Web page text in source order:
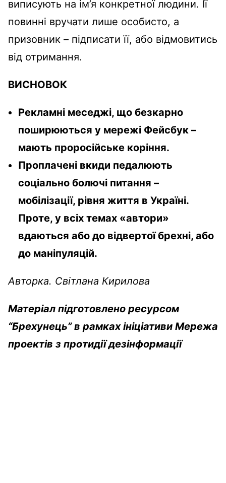
виписують на ім’я конкретної людини. Її
повинні вручати лише особисто, а
призовник – підписати її, або відмовитись
від отримання.
ВИСНОВОК
Рекламні меседжі, що безкарно
поширюються у мережі Фейсбук –
мають проросійське коріння.
Проплачені вкиди педалюють
соціально болючі питання –
мобілізації, рівня життя в Україні.
Проте, у всіх темах «автори»
вдаються або до відвертої брехні, або
до маніпуляцій.
Авторка. Світлана Кирилова
Матеріал підготовлено ресурсом
“Брехунець” в рамках ініціативи Мережа
проектів з протидії дезінформації